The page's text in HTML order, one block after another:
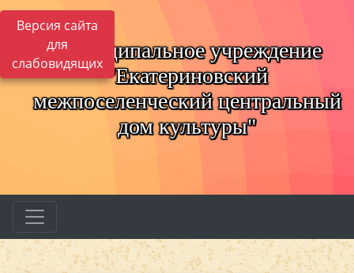
Версия сайта
для
слабовидящих
Муниципальное учреждение
"Екатериновский
межпоселенческий центральный
дом культуры"